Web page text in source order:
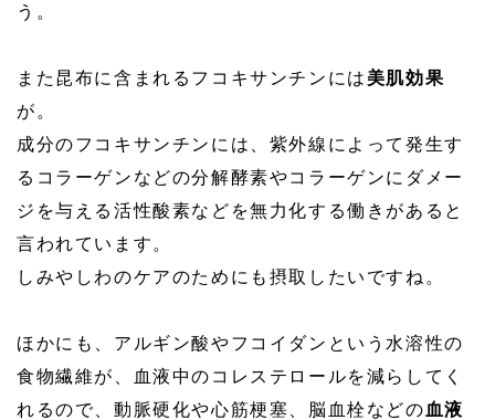
う。
また昆布に含まれるフコキサンチンには 美肌効果
が。
成分のフコキサンチンには、紫外線によって発生す
るコラーゲンなどの分解酵素やコラーゲンにダメー
ジを与える活性酸素などを無力化する働きがあると
言われています。
しみやしわのケアのためにも摂取したいですね。
ほかにも、アルギン酸やフコイダンという水溶性の
食物繊維が、血液中のコレステロールを減らしてく
れるので、動脈硬化や心筋梗塞、脳血栓などの 血液